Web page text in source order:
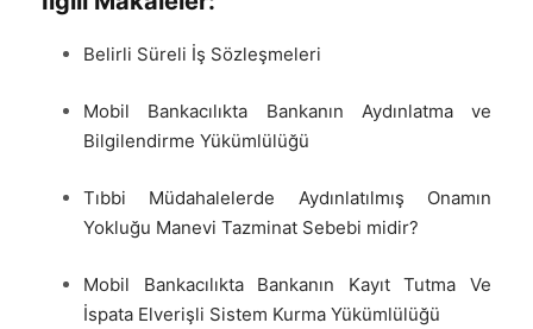
Belirli Süreli İş Sözleşmeleri
Mobil Bankacılıkta Bankanın Aydınlatma ve
Bilgilendirme Yükümlülüğü
Tıbbi Müdahalelerde Aydınlatılmış Onamın
Yokluğu Manevi Tazminat Sebebi midir?
Mobil Bankacılıkta Bankanın Kayıt Tutma Ve
İspata Elverişli Sistem Kurma Yükümlülüğü